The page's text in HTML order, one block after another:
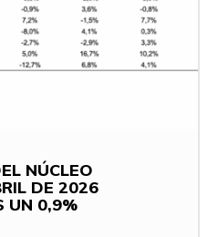
NÚCLEO
DE 2026
UN 0,9%